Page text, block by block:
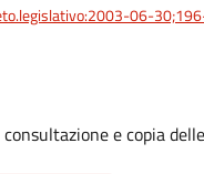
06-
e copia